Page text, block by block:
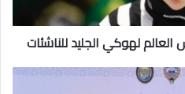
لهوكي الجليد للناشئات